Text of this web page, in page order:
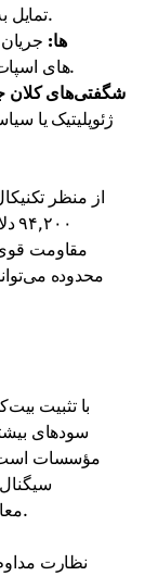
تمایل به دارایی‌های ریسک‌پذیر را تحت تأثیر قرار دهد.
شتاب ورود سرمایه به ETFها:
ETFهای اسپات می‌تواند نشانگر اعتماد مؤسسات باشد.
شگفتی‌های کلان
ژئوپلیتیک یا
از منظر
مقاومت
محدوده
سودهای
مؤسسات
معامله‌گران و سرمایه‌گذاران را امیدوار کرده است.
نظارت